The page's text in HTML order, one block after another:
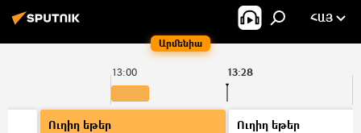
Արմենիա
ՀԱՅ
13:00 13:28
Ուղիղ եթեր
Ուղիղ եթեր